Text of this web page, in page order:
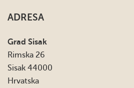
ADRESA
Grad Sisak
Rimska 26
Sisak 44000
Hrvatska